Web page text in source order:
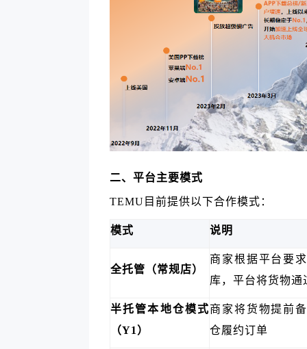
二、平台主要模式
TEMU目前提供以下合作模式：
模式 说明
全托管（常规店）
商家根据平台要
库，平台将货物
半托管本地仓模式
（Y1）
商家将货物提前
仓履约订单